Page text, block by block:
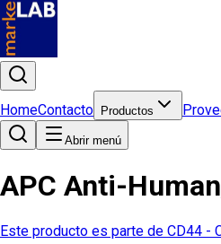
HomeContacto Productos
Abrir menú
APC Anti-
Este producto es parte de CD44 -